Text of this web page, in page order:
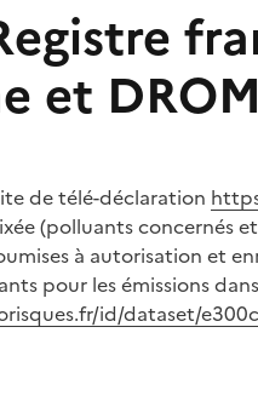
et DROM
de télé-déclaration
(polluants concernés
à autorisation et
pour les émissions
id/dataset/